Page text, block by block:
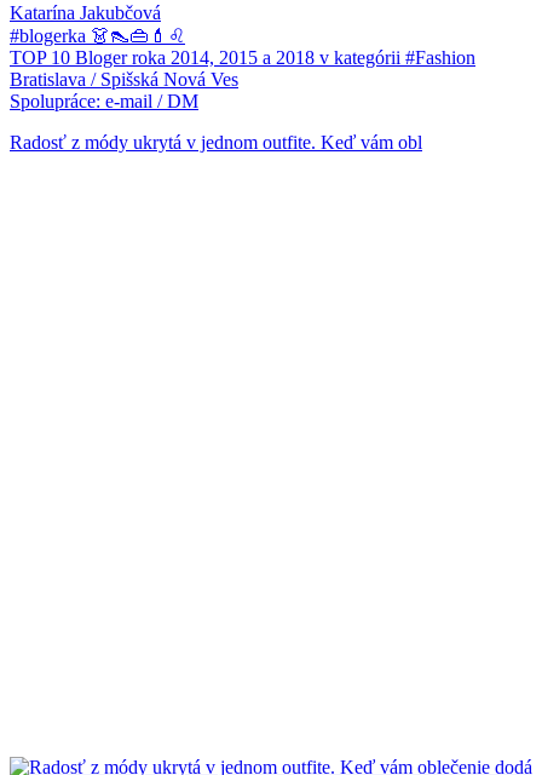
Katarína Jakubčová
#blogerka 👗👠👜💄♌
TOP 10 Bloger roka 2014, 2015 a 2018 v kategórii #Fashion
Bratislava / Spišská Nová Ves
Spolupráce: e-mail / DM
Radosť z módy ukrytá v jednom outfite. Keď vám obl